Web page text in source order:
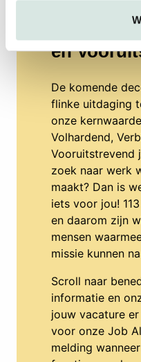
en
De komende
flinke uitdaging
onze
Volhardend,
Vooruitstrevend
zoek naar werk
maakt? Dan is
iets voor jou!
en daarom zijn
mensen
missie kunnen
Scroll naar
informatie en
jouw vacature
voor onze Job
melding